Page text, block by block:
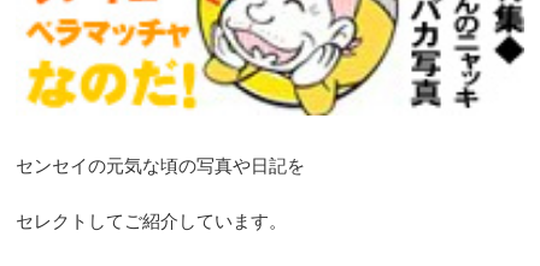
センセイの元気な頃の写真や日記を
セレクトしてご紹介しています。